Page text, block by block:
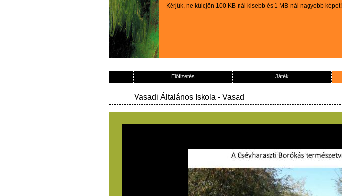
Kérjük, ne küldjön 100 KB-nál kisebb és 1 MB-nál nagyobb képet!
Előfizetés Játék
Vasadi Általános Iskola - Vasad